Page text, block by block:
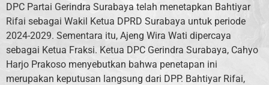
DPC Partai Gerindra Surabaya telah menetapkan Bahtiyar
Rifai sebagai Wakil Ketua DPRD Surabaya untuk periode
2024-2029. Sementara itu, Ajeng Wira Wati dipercaya
sebagai Ketua Fraksi. Ketua DPC Gerindra Surabaya, Cahyo
Harjo Prakoso menyebutkan bahwa penetapan ini
merupakan keputusan langsung dari DPP. Bahtiyar Rifai,